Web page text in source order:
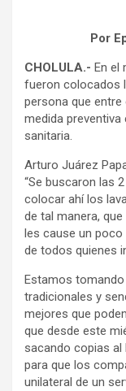
Por
CHOLULA.- En el
fueron colocados
persona que
medida
sanitaria.
Arturo Juárez
“Se buscaron las
colocar ahí los
de tal manera,
les cause un poco
de todos quienes
Estamos
tradicionales y
mejores que
que desde este
sacando copias al
para que los
unilateral de un